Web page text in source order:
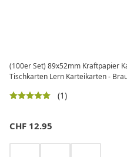
(100er Set) 89x52mm Kraftpapier
Tischkarten Lern Karteikarten -
(1)
CHF 12.95